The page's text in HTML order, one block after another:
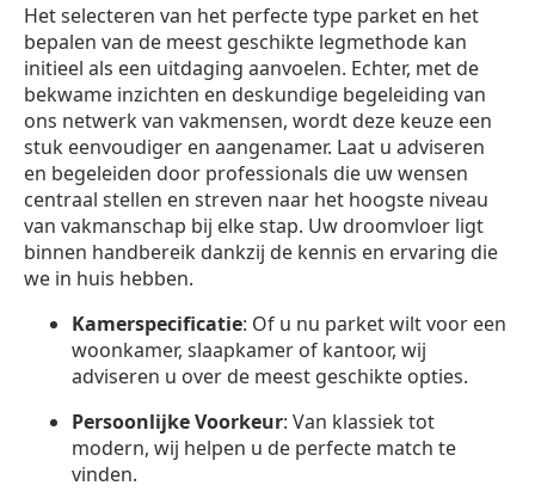
Het selecteren van het perfecte type parket en het
bepalen van de meest geschikte legmethode kan
initieel als een uitdaging aanvoelen. Echter, met de
bekwame inzichten en deskundige begeleiding van
ons netwerk van vakmensen, wordt deze keuze een
stuk eenvoudiger en aangenamer. Laat u adviseren
en begeleiden door professionals die uw wensen
centraal stellen en streven naar het hoogste niveau
van vakmanschap bij elke stap. Uw droomvloer ligt
binnen handbereik dankzij de kennis en ervaring die
we in huis hebben.
Kamerspecificatie: Of u nu parket wilt voor een
woonkamer, slaapkamer of kantoor, wij
adviseren u over de meest geschikte opties.
Persoonlijke Voorkeur: Van klassiek tot
modern, wij helpen u de perfecte match te
vinden.